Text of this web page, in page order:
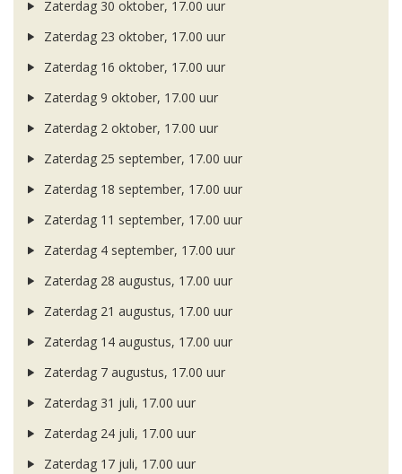
Zaterdag 30 oktober, 17.00 uur
Zaterdag 23 oktober, 17.00 uur
Zaterdag 16 oktober, 17.00 uur
Zaterdag 9 oktober, 17.00 uur
Zaterdag 2 oktober, 17.00 uur
Zaterdag 25 september, 17.00 uur
Zaterdag 18 september, 17.00 uur
Zaterdag 11 september, 17.00 uur
Zaterdag 4 september, 17.00 uur
Zaterdag 28 augustus, 17.00 uur
Zaterdag 21 augustus, 17.00 uur
Zaterdag 14 augustus, 17.00 uur
Zaterdag 7 augustus, 17.00 uur
Zaterdag 31 juli, 17.00 uur
Zaterdag 24 juli, 17.00 uur
Zaterdag 17 juli, 17.00 uur